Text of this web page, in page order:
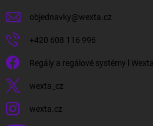
objednavky@wexta.cz
+420 608 116 996
Regály a regálové systémy l
wexta_cz
wexta.cz